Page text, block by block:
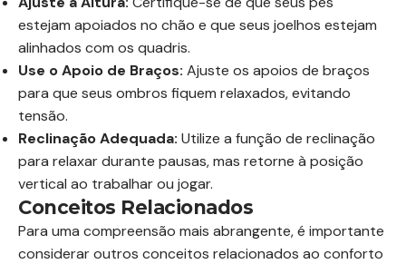
estejam apoiados no chão e que seus joelhos estejam
alinhados com os quadris.
Use o Apoio de Braços: Ajuste os apoios de braços
para que seus ombros fiquem relaxados, evitando
tensão.
Reclinação Adequada: Utilize a função de reclinação
para relaxar durante pausas, mas retorne à posição
vertical ao trabalhar ou jogar.
Conceitos Relacionados
Para uma compreensão mais abrangente, é importante
considerar outros conceitos relacionados ao conforto